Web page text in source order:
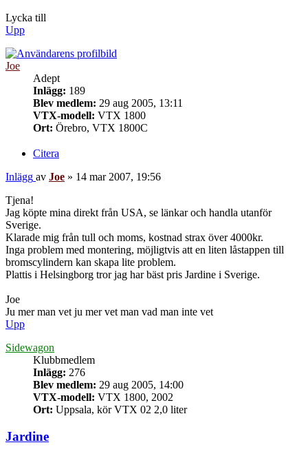
Lycka till
Upp
Joe
Adept
Inlägg: 189
Blev medlem: 29 aug 2005, 13:11
VTX-modell: VTX 1800
Ort: Örebro, VTX 1800C
Citera
Inlägg av Joe » 14 mar 2007, 19:56
Tjena!
Jag köpte mina direkt från USA, se länkar och handla utanför
Sverige.
Klarade mig från tull och moms, kostnad strax över 4000kr.
Inga problem med montering, möjligtvis att en liten låstappen till
bromscylindern kan skapa lite problem.
Plattis i Helsingborg tror jag har bäst pris Jardine i Sverige.
Joe
Ju mer man vet ju mer vet man vad man inte vet
Upp
Sidewagon
Klubbmedlem
Inlägg: 276
Blev medlem: 29 aug 2005, 14:00
VTX-modell: VTX 1800, 2002
Ort: Uppsala, kör VTX 02 2,0 liter
Jardine